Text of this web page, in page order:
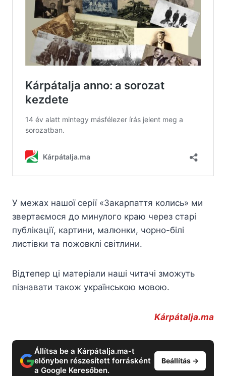
У межах нашої серії «Закарпаття колись» ми
звертаємося до минулого краю через старі
публікації, картини, малюнки, чорно-білі
листівки та пожовклі світлини.
Відтепер ці матеріали наші читачі зможуть
пізнавати також українською мовою.
Kárpátalja.ma
Állítsa be a Kárpátalja.ma-t
előnyben részesített forrásként
a Google Keresőben.
Beállítás →